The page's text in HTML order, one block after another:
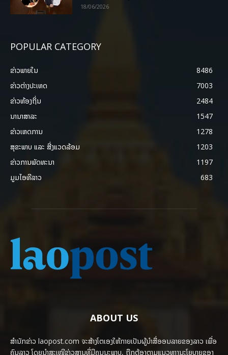
18/06/2026
POPULAR CATEGORY
ຂ່າວພາຍ​ໃນ
8486
ຂ່າວຕ່າງປະເທດ
7003
ຂ່າວທ້ອງຖິ່ນ
2484
ນານາສາລະ
1547
ຂ່າວເຫດການ
1278
ສຸຂະພາບ ແລະ ສີ່ງແວດລ້ອມ
1203
ຂ່າວການພັດທະນາ
1197
ມູມໄອທີລາວ
683
ABOUT US
ສຳນັກຂ່າວ laopost.com ຈະສ້າງໂຕເອງໃຫ້ກາຍເປັນຜູ້ນຳສື່ອອນລາຍຂອງລາວ ເພື່ອ
ຄົນລາວ ໂດຍນຳສະເໜີຂ່າວສານທີ່ມີຄຸນນະພາບ, ຖືກຕ້ອງຕາມແນວທາງນະໂຍບາຍຂອງ